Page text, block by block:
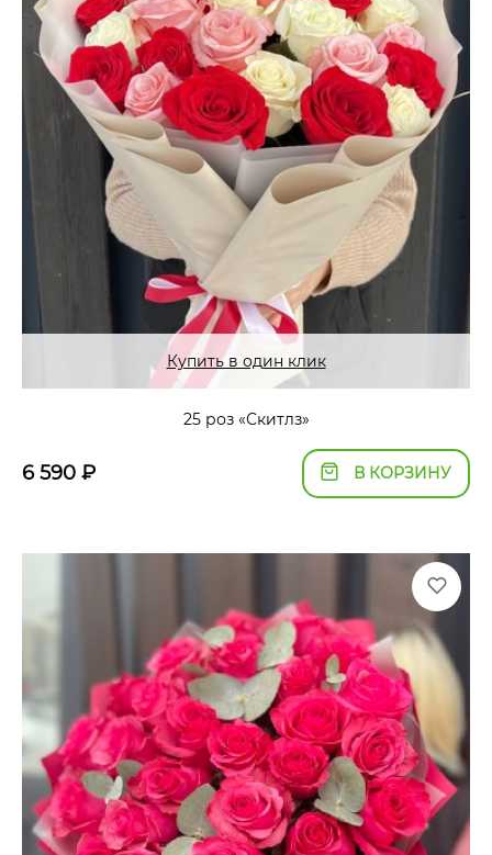
Купить в один клик
25 роз «Скитлз»
6 590 ₽ В КОРЗИНУ